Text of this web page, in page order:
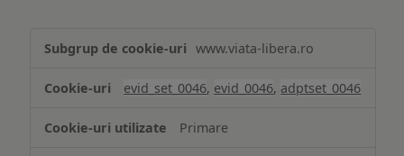
www.viata-libera.ro
evid_set_0046, evid_0046, adptset_0046
Primare